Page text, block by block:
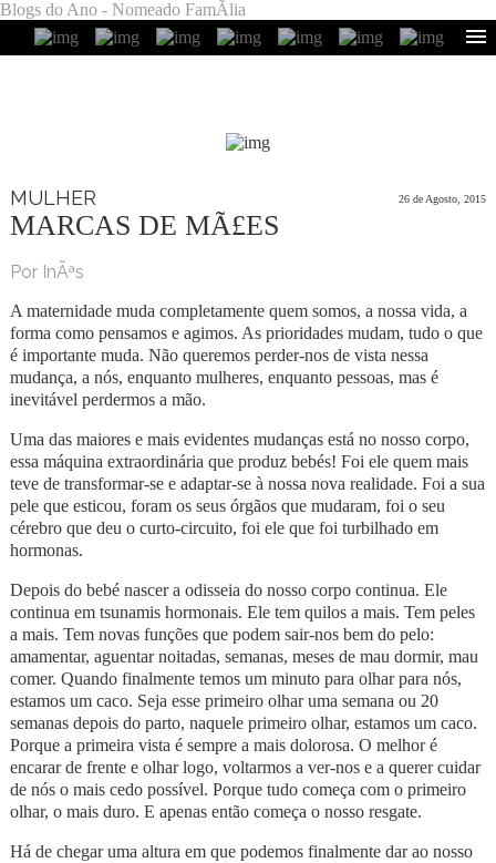
Blogs do Ano - Nomeado FamÃ­lia
MULHER 26 de Agosto, 2015
MARCAS DE MÃ£ES
Por InÃªs
A maternidade muda completamente quem somos, a nossa vida, a
forma como pensamos e agimos. As prioridades mudam, tudo o que
é importante muda. Não queremos perder-nos de vista nessa
mudança, a nós, enquanto mulheres, enquanto pessoas, mas é
inevitável perdermos a mão.
Uma das maiores e mais evidentes mudanças está no nosso corpo,
essa máquina extraordinária que produz bebés! Foi ele quem mais
teve de transformar-se e adaptar-se à nossa nova realidade. Foi a sua
pele que esticou, foram os seus órgãos que mudaram, foi o seu
cérebro que deu o curto-circuito, foi ele que foi turbilhado em
hormonas.
Depois do bebé nascer a odisseia do nosso corpo continua. Ele
continua em tsunamis hormonais. Ele tem quilos a mais. Tem peles
a mais. Tem novas funções que podem sair-nos bem do pelo:
amamentar, aguentar noitadas, semanas, meses de mau dormir, mau
comer. Quando finalmente temos um minuto para olhar para nós,
estamos um caco. Seja esse primeiro olhar uma semana ou 20
semanas depois do parto, naquele primeiro olhar, estamos um caco.
Porque a primeira vista é sempre a mais dolorosa. O melhor é
encarar de frente e olhar logo, voltarmos a ver-nos e a querer cuidar
de nós o mais cedo possível. Porque tudo começa com o primeiro
olhar, o mais duro. E apenas então começa o nosso resgate.
Há de chegar uma altura em que podemos finalmente dar ao nosso